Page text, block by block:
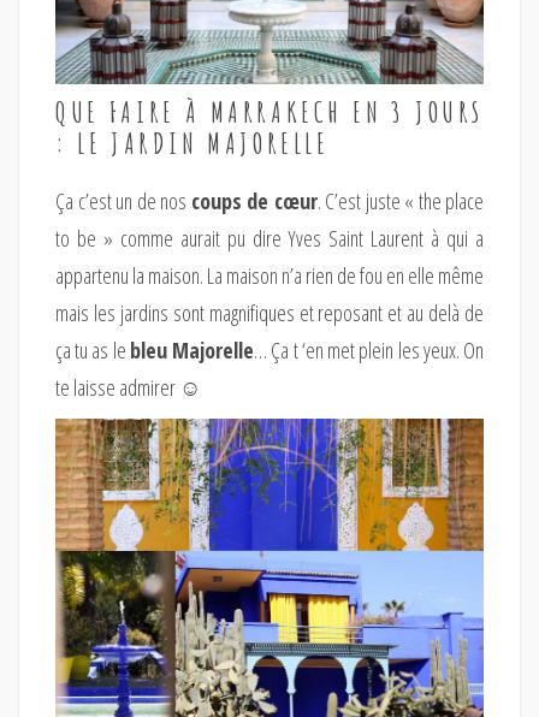
QUE FAIRE À MARRAKECH EN 3 JOURS
: LE JARDIN MAJORELLE
Ça c’est un de nos coups de cœur. C’est juste « the place
to be » comme aurait pu dire Yves Saint Laurent à qui a
appartenu la maison. La maison n’a rien de fou en elle même
mais les jardins sont magnifiques et reposant et au delà de
ça tu as le bleu Majorelle… Ça t ‘en met plein les yeux. On
te laisse admirer ☺